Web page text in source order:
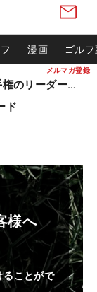
メルマガ登録
漫画 ゴル
松山英樹ら出場 ウィンダム選手権のリーダーボード
ド
様へ
ることがで